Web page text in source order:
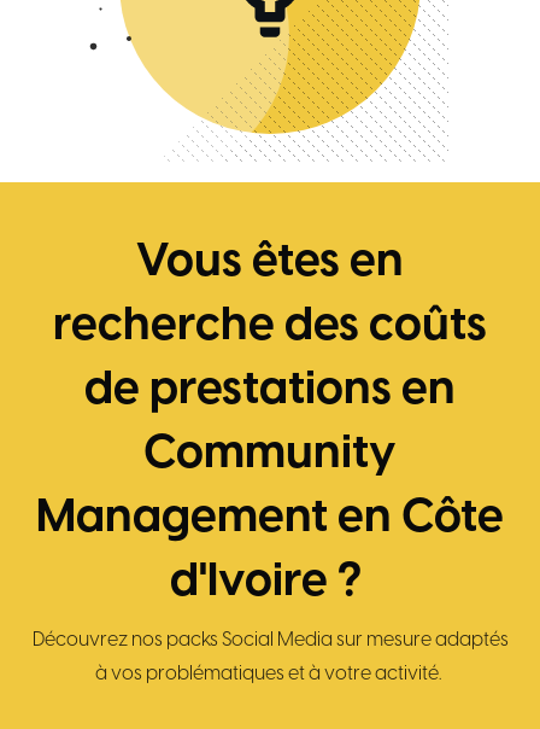
Vous êtes en
recherche des coûts
de prestations en
Community
Management en Côte
d'Ivoire ?
Découvrez nos packs Social Media sur mesure adaptés
à vos problématiques et à votre activité.